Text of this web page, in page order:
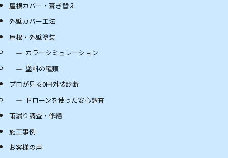
屋根カバー・葺き替え
外壁カバー工法
屋根・外壁塗装
カラーシミュレーション
塗料の種類
プロが見る0円外装診断
ドローンを使った安心調査
雨漏り調査・修繕
施工事例
お客様の声